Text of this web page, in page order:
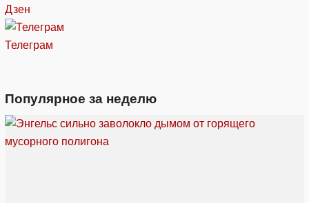
Дзен
Телеграм
Популярное за неделю